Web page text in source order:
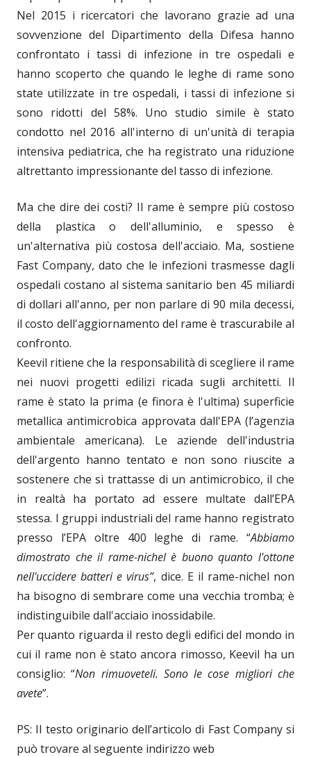
Nel 2015 i ricercatori che lavorano grazie ad una
sovvenzione del Dipartimento della Difesa hanno
confrontato i tassi di infezione in tre ospedali e
hanno scoperto che quando le leghe di rame sono
state utilizzate in tre ospedali, i tassi di infezione si
sono ridotti del 58%. Uno studio simile è stato
condotto nel 2016 all'interno di un'unità di terapia
intensiva pediatrica, che ha registrato una riduzione
altrettanto impressionante del tasso di infezione.
Ma che dire dei costi? Il rame è sempre più costoso
della plastica o dell'alluminio, e spesso è
un'alternativa più costosa dell'acciaio. Ma, sostiene
Fast Company, dato che le infezioni trasmesse dagli
ospedali costano al sistema sanitario ben 45 miliardi
di dollari all'anno, per non parlare di 90 mila decessi,
il costo dell'aggiornamento del rame è trascurabile al
confronto.
Keevil ritiene che la responsabilità di scegliere il rame
nei nuovi progetti edilizi ricada sugli architetti. Il
rame è stato la prima (e finora è l'ultima) superficie
metallica antimicrobica approvata dall'EPA (l’agenzia
ambientale americana). Le aziende dell'industria
dell'argento hanno tentato e non sono riuscite a
sostenere che si trattasse di un antimicrobico, il che
in realtà ha portato ad essere multate dall’EPA
stessa. I gruppi industriali del rame hanno registrato
presso l’EPA oltre 400 leghe di rame. “Abbiamo
dimostrato che il rame-nichel è buono quanto l'ottone
nell'uccidere batteri e virus”, dice. E il rame-nichel non
ha bisogno di sembrare come una vecchia tromba; è
indistinguibile dall'acciaio inossidabile.
Per quanto riguarda il resto degli edifici del mondo in
cui il rame non è stato ancora rimosso, Keevil ha un
consiglio: “Non rimuoveteli. Sono le cose migliori che
avete”.
PS: Il testo originario dell’articolo di Fast Company si
può trovare al seguente indirizzo web